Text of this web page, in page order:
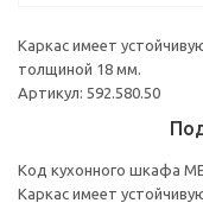
Каркас имеет
толщиной 18 мм.
Артикул: 592.580.50
Код кухонного шкафа
Каркас имеет